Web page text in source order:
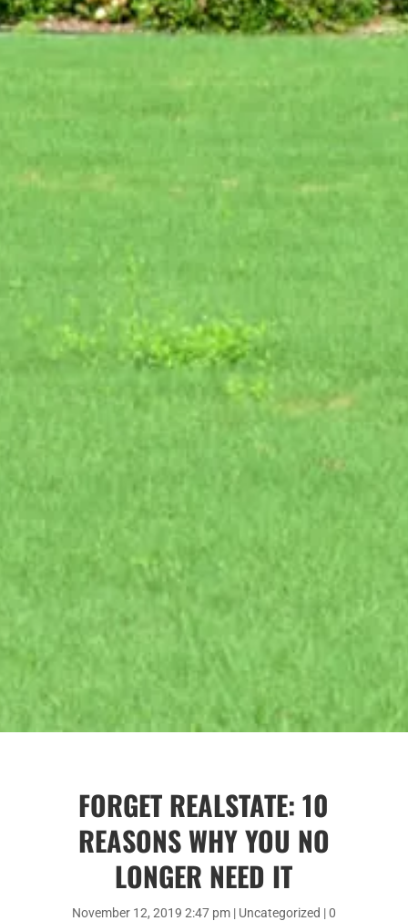
FORGET REALSTATE: 10
REASONS WHY YOU NO
LONGER NEED IT
November 12, 2019 2:47 pm| Uncategorized |0